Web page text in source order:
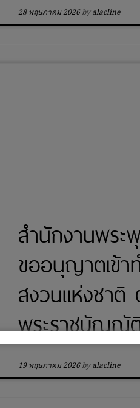
28 พฤษภาคม 2026 by alacline
สำนักงานพระ
ขออนุญาตเข้า
สงวนแห่งชาติ
พระราชบัญญั
19 พฤษภาคม 2026 by alacline